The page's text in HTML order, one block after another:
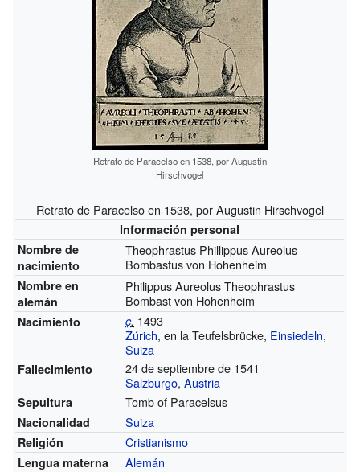
Retrato de Paracelso en 1538, por Augustin
Hirschvogel
Retrato de Paracelso en 1538, por Augustin Hirschvogel
Información personal
Nombre de
nacimiento
Theophrastus Phillippus Aureolus
Bombastus von Hohenheim
Nombre en
alemán
Philippus Aureolus Theophrastus
Bombast von Hohenheim
Nacimiento c. 1493
Zúrich, en la Teufelsbrücke, Einsiedeln,
Suiza
Fallecimiento
24 de septiembre de 1541
Salzburgo,Austria
Sepultura Tomb of Paracelsus
Nacionalidad Suiza
Religión Cristianismo
Lengua materna Alemán